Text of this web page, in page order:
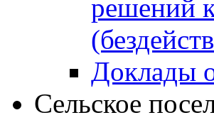
решений
Доклады
Сельское